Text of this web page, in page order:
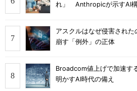
れ」 Anthropicが示すAI
アスクルはなぜ侵害され
崩す「例外」の正体
Broadcom値上げで加速
明かすAI時代の備え